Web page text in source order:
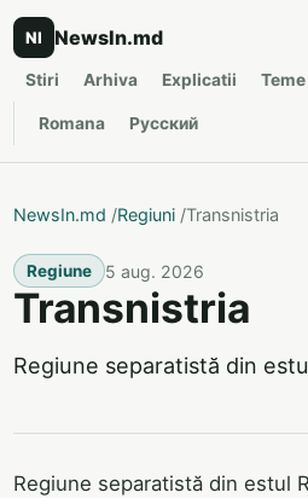
NI NewsIn.md
Stiri Arhiva Explicatii Teme
Romana Русский
NewsIn.md /Regiuni /Transnistria
Regiune 5 aug. 2026
Transnistria
Regiune separatistă din
Regiune separatistă din estul